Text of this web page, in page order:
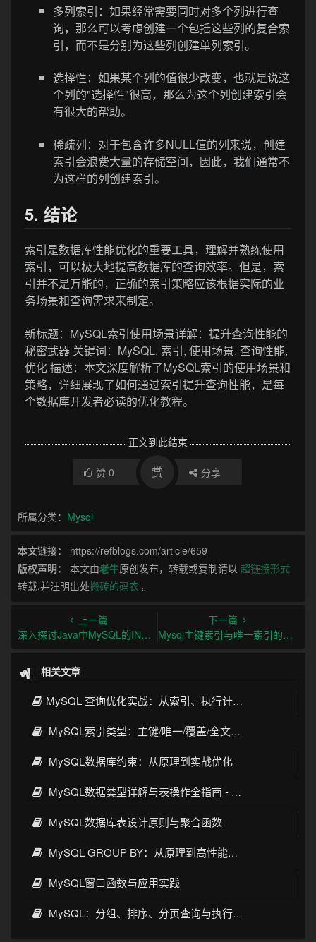
多列索引：如果经常需要同时对多个列进行查
询，那么可以考虑创建一个包括这些列的复合索
引，而不是分别为这些列创建单列索引。
选择性：如果某个列的值很少改变，也就是说这
个列的"选择性"很高，那么为这个列创建索引会
有很大的帮助。
稀疏列：对于包含许多NULL值的列来说，创建
索引会浪费大量的存储空间，因此，我们通常不
为这样的列创建索引。
5. 结论
索引是数据库性能优化的重要工具，理解并熟练使用
索引，可以极大地提高数据库的查询效率。但是，索
引并不是万能的，正确的索引策略应该根据实际的业
务场景和查询需求来制定。
新标题：MySQL索引使用场景详解：提升查询性能的
秘密武器 关键词：MySQL, 索引, 使用场景, 查询性能,
优化 描述：本文深度解析了MySQL索引的使用场景和
策略，详细展现了如何通过索引提升查询性能，是每
个数据库开发者必读的优化教程。
正文到此结束
赞 0 赏 分享
所属分类： Mysql
本文链接：
https://refblogs.com/article/659
版权声明：
本文由老牛原创发布，转载或复制请以 超链接形式
转载,并注明出处搬砖的码农 。
上一篇
深入探讨Java中MySQL的IN和EXISTS语法性能差异
下一篇
Mysql主键索引与唯一索引的区别及应用场景
相关文章
MySQL 查询优化实战：从索引、执行计划到SQL调优全攻略
MySQL索引类型：主键/唯一/覆盖/全文索引优化指南
MySQL数据库约束：从原理到实战优化
MySQL数据类型详解与表操作全指南 - 从基础到高级实践
MySQL数据库表设计原则与聚合函数
MySQL GROUP BY：从原理到高性能实践
MySQL窗口函数与应用实践
MySQL：分组、排序、分页查询与执行顺序详解